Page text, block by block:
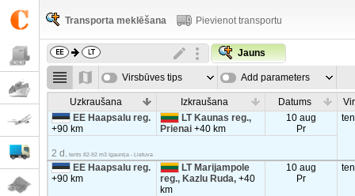
Transporta meklēšana Pievienot transportu
Jauns
Virsbūves tips Add parameters
Uzkraušana Izkraušana Datums
EE Haapsalu reg.
+90 km
LT Kaunas reg.,
Prienai+40 km
10 aug
Pr
2 d. tents 82-92 m3 Igaunija - Lietuva
EE Haapsalu reg.
+90 km
LT Marijampole
reg., Kazlu Ruda,+40
km
10 aug
Pr